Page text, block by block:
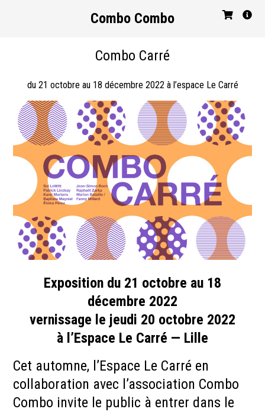
Combo Combo
Combo Carré
du 21 octobre au 18 décembre 2022 à l’espace Le Carré
Exposition du 21 octobre au 18
décembre 2022
vernissage le jeudi 20 octobre 2022
à l’Espace Le Carré — Lille
Cet automne, l’Espace Le Carré en
collaboration avec l’association Combo
Combo invite le public à entrer dans le